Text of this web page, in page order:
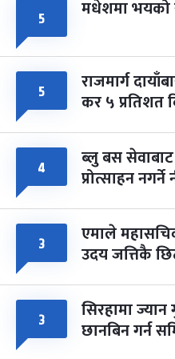
५ मधेशमा भयको
५ राजमार्ग
कर ५ प्रतिशत
४ ब्लु बस
प्रोत्साहन नगर्ने
३ एमाले
उदय जत्तिकै
३ सिरहामा
छानबिन गर्न